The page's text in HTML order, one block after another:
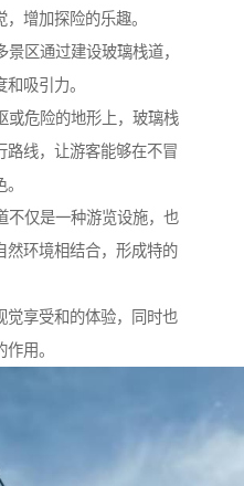
增加探险的乐趣。
区通过建设玻璃栈道，
吸引力。
危险的地形上，玻璃栈
路线，让游客能够在不冒
仅是一种游览设施，也
然环境相结合，形成特的
觉享受和的体验，同时也
用。